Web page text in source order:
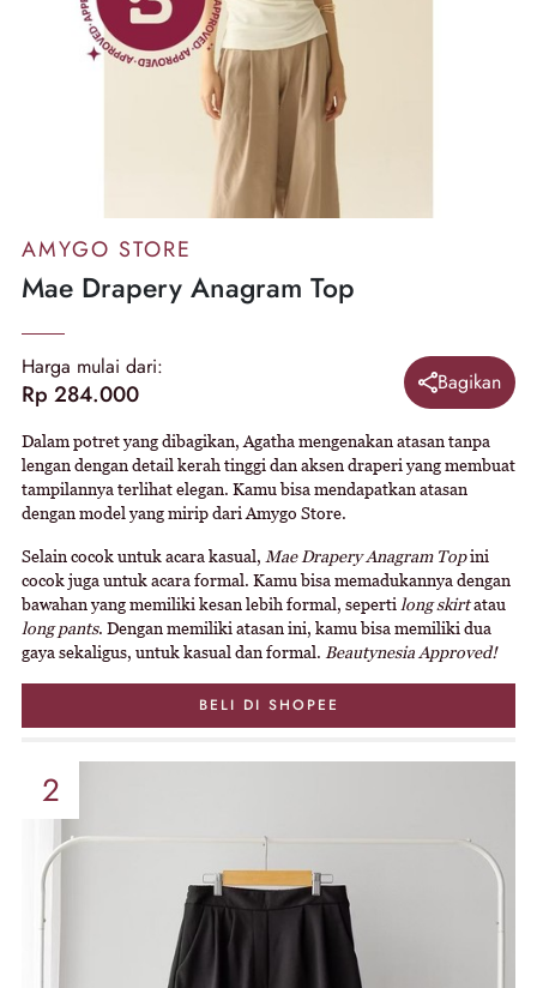
AMYGO STORE
Mae Drapery Anagram Top
Harga mulai dari:
Rp 284.000 Bagikan
Dalam potret yang dibagikan, Agatha mengenakan atasan tanpa
lengan dengan detail kerah tinggi dan aksen draperi yang membuat
tampilannya terlihat elegan. Kamu bisa mendapatkan atasan
dengan model yang mirip dari Amygo Store.
Selain cocok untuk acara kasual, Mae Drapery Anagram Topini
cocok juga untuk acara formal. Kamu bisa memadukannya dengan
bawahan yang memiliki kesan lebih formal, seperti long skirtatau
long pants. Dengan memiliki atasan ini, kamu bisa memiliki dua
gaya sekaligus, untuk kasual dan formal. Beautynesia Approved!
BELI DI SHOPEE
2